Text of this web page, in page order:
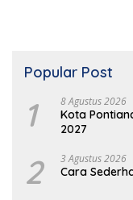
Popular Post
1 8 Agustus 2026
Kota
2027
2 3 Agustus 2026
Cara